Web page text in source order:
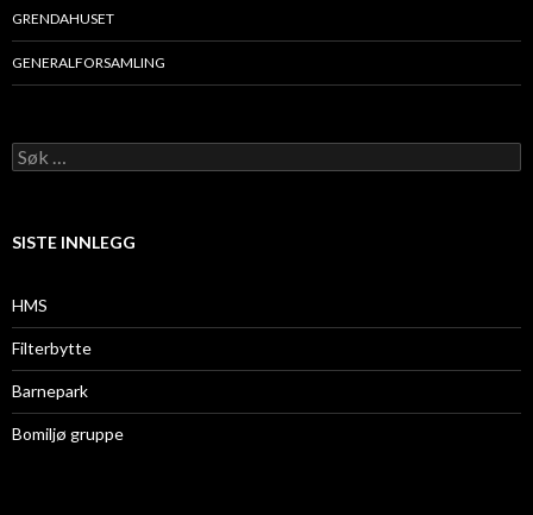
GRENDAHUSET
GENERALFORSAMLING
Søk
etter:
SISTE INNLEGG
HMS
Filterbytte
Barnepark
Bomiljø gruppe